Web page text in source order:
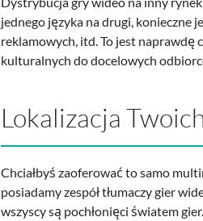
jednego języka na drugi, konieczne
reklamowych, itd. To jest naprawdę
kulturalnych do docelowych
Lokalizacja
Chciałbyś zaoferować to samo
posiadamy zespół tłumaczy gier
wszyscy są pochłonięci światem